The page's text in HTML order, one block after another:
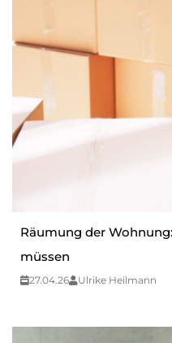
Räumung der
müssen
27.04.26 Ulrike Heilmann